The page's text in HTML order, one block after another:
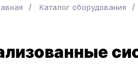
/ Каталог оборудования /